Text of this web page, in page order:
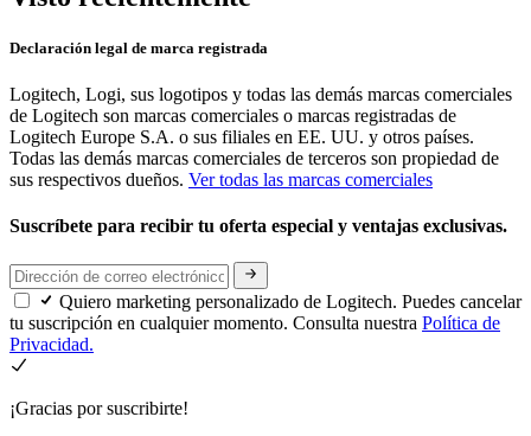
Declaración legal de marca registrada
Logitech, Logi, sus logotipos y todas las demás marcas comerciales
de Logitech son marcas comerciales o marcas registradas de
Logitech Europe S.A. o sus filiales en EE. UU. y otros países.
Todas las demás marcas comerciales de terceros son propiedad de
sus respectivos dueños. Ver todas las marcas comerciales
Suscríbete para recibir tu oferta especial y ventajas exclusivas.
Quiero marketing personalizado de Logitech. Puedes cancelar
tu suscripción en cualquier momento. Consulta nuestra Política de
Privacidad.
¡Gracias por suscribirte!